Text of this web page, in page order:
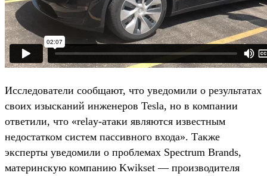
Исследователи сообщают, что уведомили о результатах
своих изысканий инженеров Tesla, но в компании
ответили, что «relay-атаки являются известным
недостатком систем пассивного входа». Также
эксперты уведомили о проблемах Spectrum Brands,
материнскую компанию Kwikset — производителя